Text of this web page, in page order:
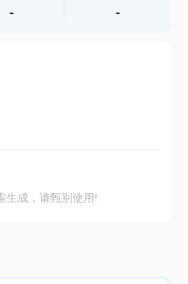
- -
生成，请甄别使用!